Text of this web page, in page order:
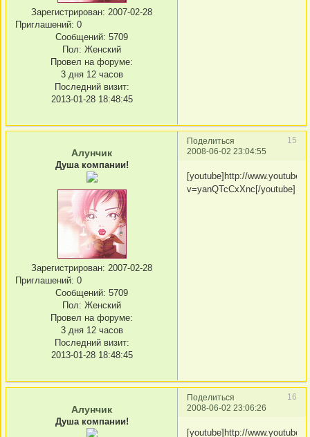
Зарегистрирован: 2007-02-28
Приглашений: 0
Сообщений: 5709
Пол: Женский
Провел на форуме:
3 дня 12 часов
Последний визит:
2013-01-28 18:48:45
Поделиться
15
2008-06-02 23:04:55
Алунчик
Душа компании!
Зарегистрирован: 2007-02-28
Приглашений: 0
Сообщений: 5709
Пол: Женский
Провел на форуме:
3 дня 12 часов
Последний визит:
2013-01-28 18:48:45
[youtube]http://
v=yanQTcCxXnc[/youtube]
Поделиться
16
2008-06-02 23:06:26
Алунчик
Душа компании!
[youtube]http://